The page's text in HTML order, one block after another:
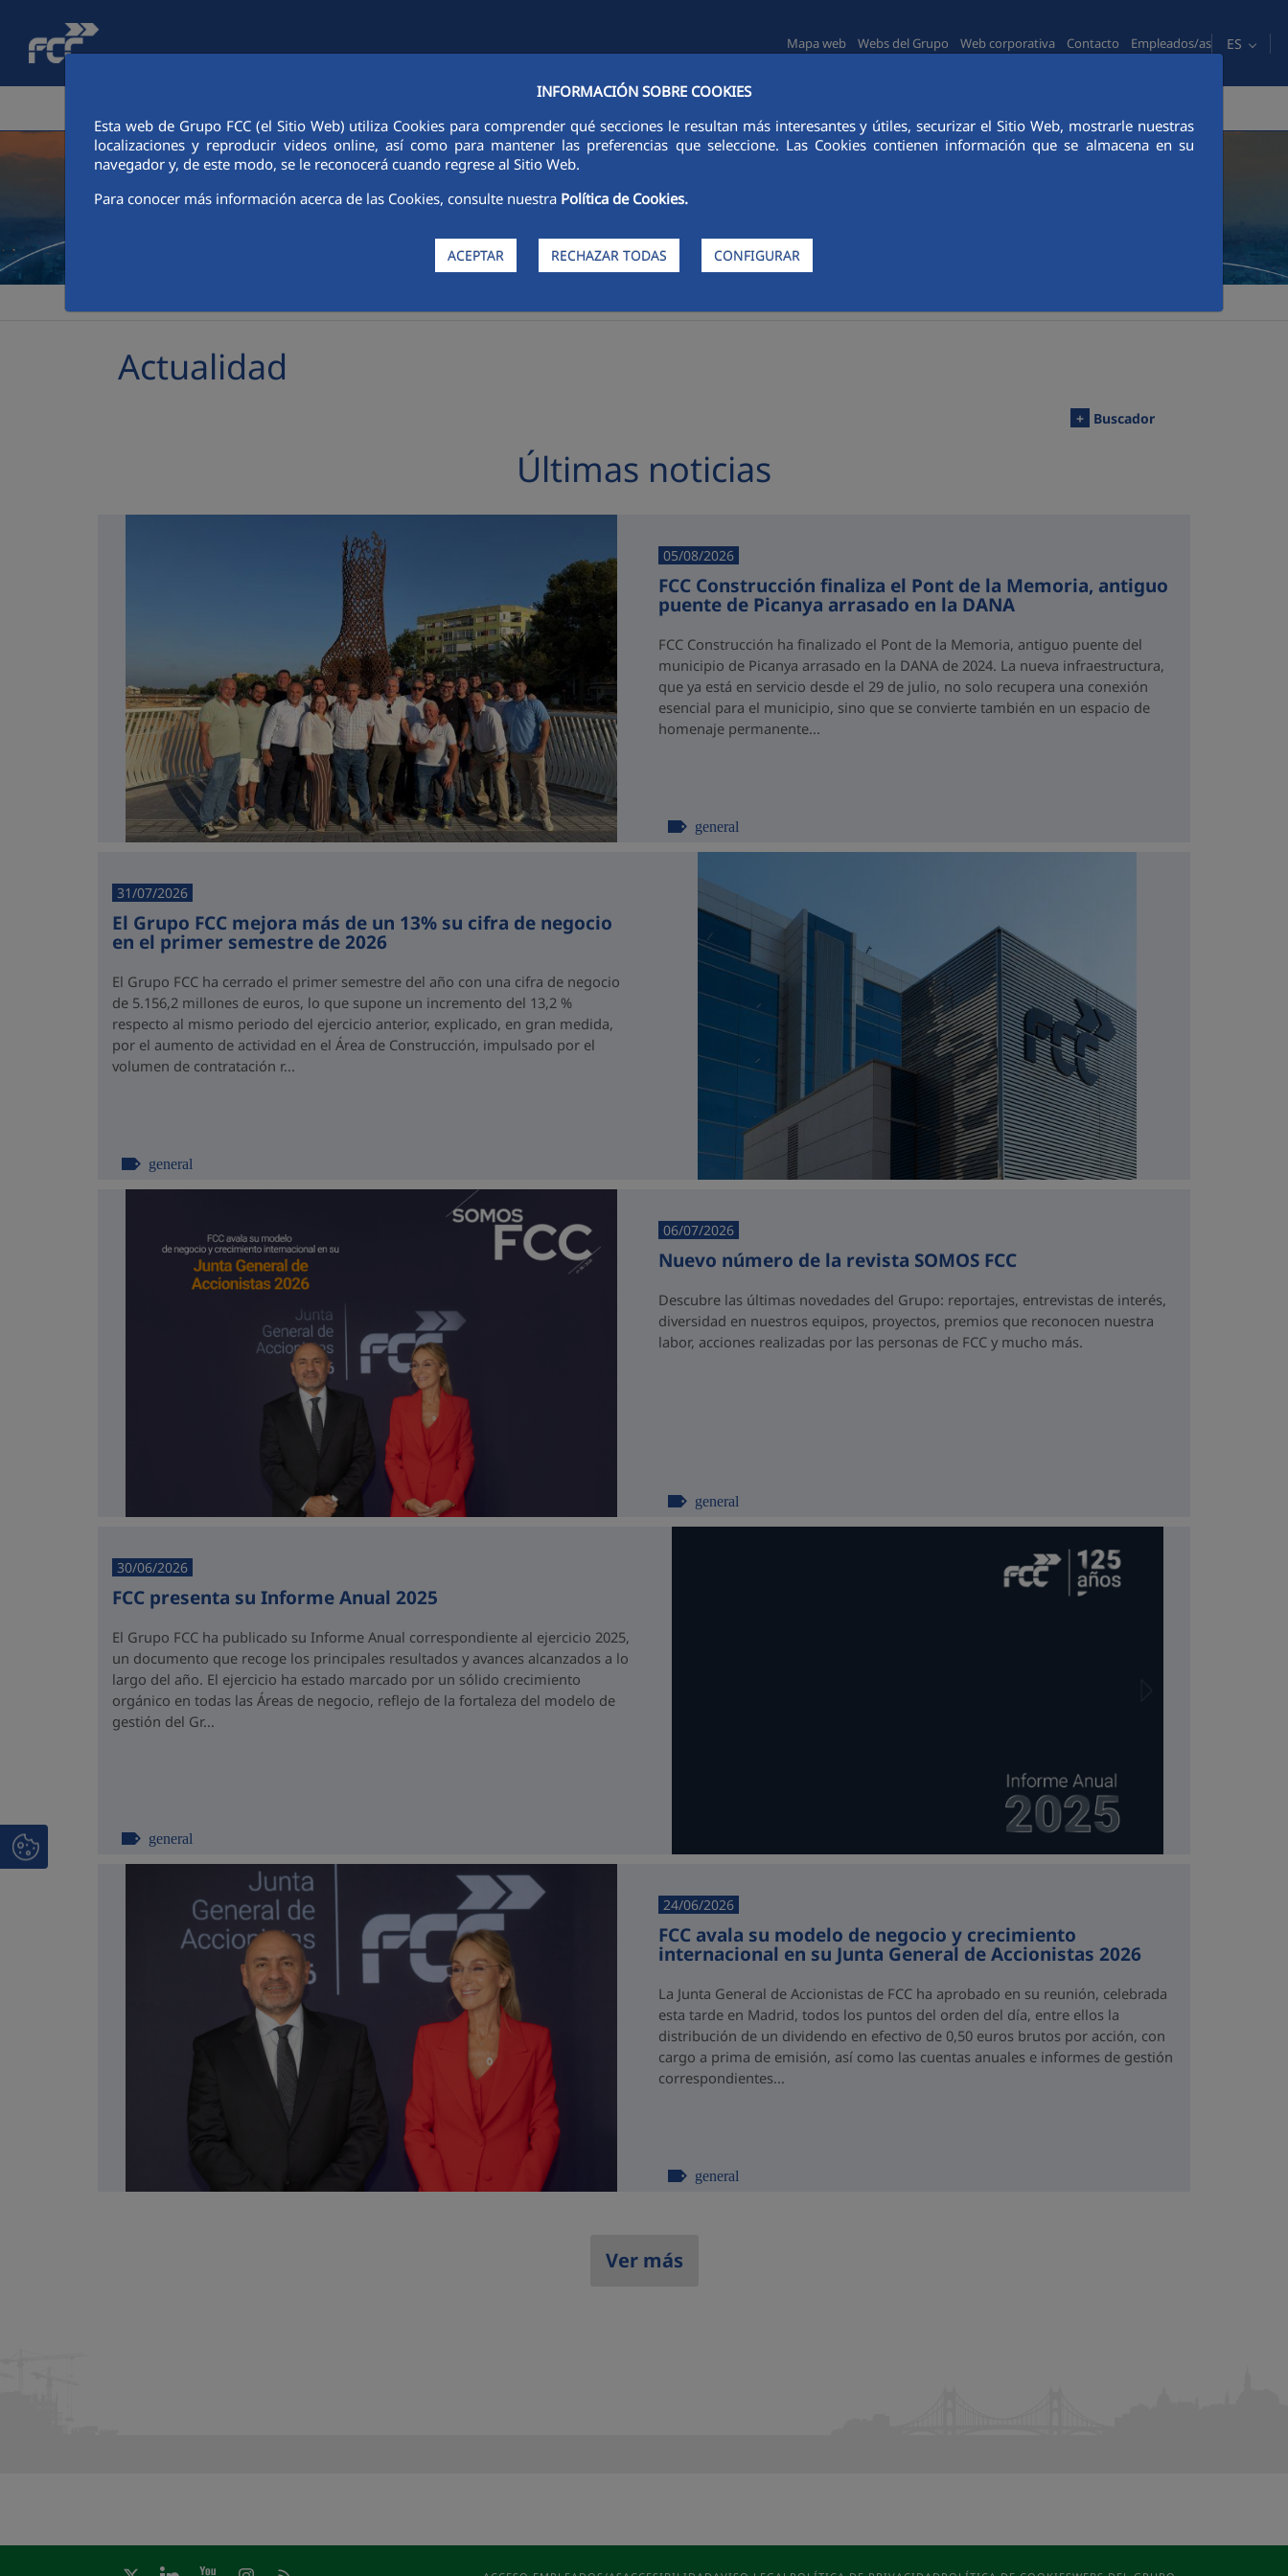
Saltar al contenido principal
INFORMACIÓN SOBRE COOKIES
Esta web de Grupo FCC (el Sitio Web) utiliza Cookies para comprender qué secciones le resultan más interesantes y útiles, securizar el Sitio Web, mostrarle nuestras
localizaciones y reproducir videos online, así como para mantener las preferencias que seleccione. Las Cookies contienen información que se almacena en su
navegador y, de este modo, se le reconocerá cuando regrese al Sitio Web.
Para conocer más información acerca de las Cookies, consulte nuestra Política de Cookies.
ACEPTAR RECHAZAR TODAS CONFIGURAR
Mapa web Webs del Grupo Web corporativa Contacto Empleados/as ES
Actualidad
+ Buscador
Últimas noticias
05/08/2026
FCC Construcción finaliza el Pont de la Memoria, antiguo
puente de Picanya arrasado en la DANA
FCC Construcción ha finalizado el Pont de la Memoria, antiguo puente del
municipio de Picanya arrasado en la DANA de 2024. La nueva infraestructura,
que ya está en servicio desde el 29 de julio, no solo recupera una conexión
esencial para el municipio, sino que se convierte también en un espacio de
homenaje permanente...
general
31/07/2026
El Grupo FCC mejora más de un 13% su cifra de negocio
en el primer semestre de 2026
El Grupo FCC ha cerrado el primer semestre del año con una cifra de negocio
de 5.156,2 millones de euros, lo que supone un incremento del 13,2 %
respecto al mismo periodo del ejercicio anterior, explicado, en gran medida,
por el aumento de actividad en el Área de Construcción, impulsado por el
volumen de contratación r...
general
06/07/2026
Nuevo número de la revista SOMOS FCC
Descubre las últimas novedades del Grupo: reportajes, entrevistas de interés,
diversidad en nuestros equipos, proyectos, premios que reconocen nuestra
labor, acciones realizadas por las personas de FCC y mucho más.
general
30/06/2026
FCC presenta su Informe Anual 2025
El Grupo FCC ha publicado su Informe Anual correspondiente al ejercicio 2025,
un documento que recoge los principales resultados y avances alcanzados a lo
largo del año. El ejercicio ha estado marcado por un sólido crecimiento
orgánico en todas las Áreas de negocio, reflejo de la fortaleza del modelo de
gestión del Gr...
general
24/06/2026
FCC avala su modelo de negocio y crecimiento
internacional en su Junta General de Accionistas 2026
La Junta General de Accionistas de FCC ha aprobado en su reunión, celebrada
esta tarde en Madrid, todos los puntos del orden del día, entre ellos la
distribución de un dividendo en efectivo de 0,50 euros brutos por acción, con
cargo a prima de emisión, así como las cuentas anuales e informes de gestión
correspondientes...
general
Ver más